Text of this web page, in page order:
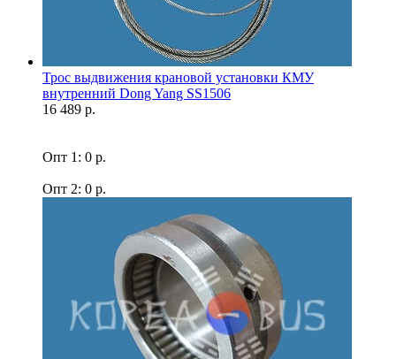
Трос выдвижения крановой установки КМУ
внутренний Dong Yang SS1506
16 489 р.
Опт 1: 0 р.
Опт 2: 0 р.